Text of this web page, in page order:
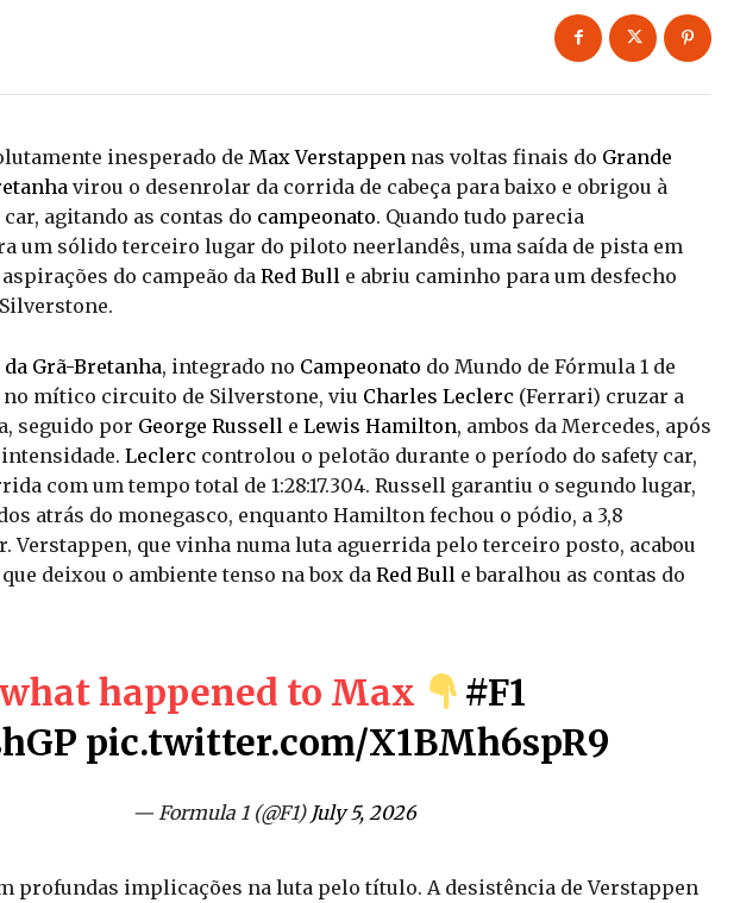
inesperado de Max Verstappen nas voltas finais do Grande
virou o desenrolar da corrida de cabeça para baixo e obrigou à
agitando as contas do campeonato. Quando tudo parecia
um sólido terceiro lugar do piloto neerlandês, uma saída de pista em
do campeão da Red Bull e abriu caminho para um desfecho
Grã-Bretanha, integrado no Campeonato do Mundo de Fórmula 1 de
no mítico circuito de Silverstone, viu Charles Leclerc (Ferrari) cruzar a
seguido por George Russell e Lewis Hamilton, ambos da Mercedes, após
Leclerc controlou o pelotão durante o período do safety car,
com um tempo total de 1:28:17.304. Russell garantiu o segundo lugar,
atrás do monegasco, enquanto Hamilton fechou o pódio, a 3,8
Verstappen, que vinha numa luta aguerrida pelo terceiro posto, acabou
deixou o ambiente tenso na box da Red Bull e baralhou as contas do
happened to Max
#F1
pic.twitter.com/X1BMh6spR9
— Formula 1 (@F1) July 5, 2026
profundas implicações na luta pelo título. A desistência de Verstappen